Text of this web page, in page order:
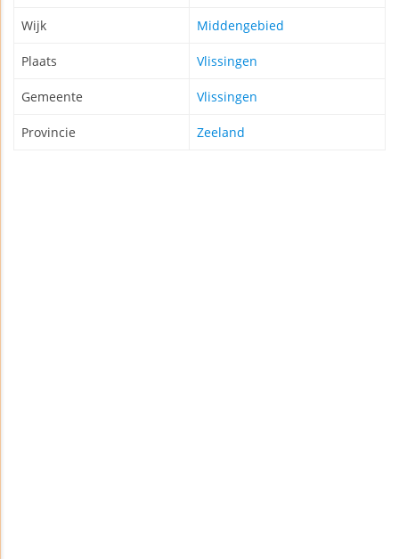
Wijk Middengebied
Plaats Vlissingen
Gemeente Vlissingen
Provincie Zeeland